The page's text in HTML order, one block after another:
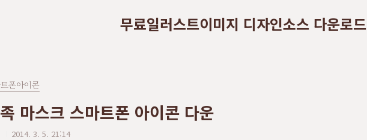
무료일러스트이미지 디자인소스 다운로드
폰아이콘
마스크 스마트폰 아이콘 다운
2014. 3. 5. 21:14